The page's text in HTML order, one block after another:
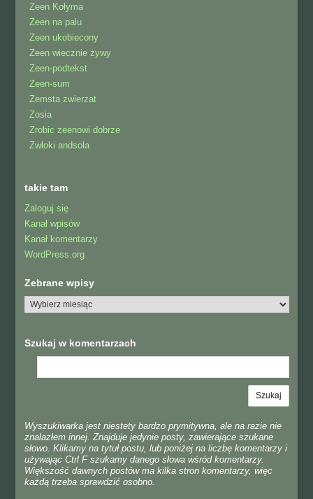
Zeen Kołyma
Zeen na palu
Zeen ukobiecony
Zeen wiecznie żywy
Zeen-podtekst
Zeen-sum
Zemsta zwierzat
Zosia
Zrobic zeenowi dobrze
Zwłoki andsola
takie tam
Zaloguj się
Kanał wpisów
Kanał komentarzy
WordPress.org
Zebrane wpisy
Szukaj w komentarzach
Wyszukiwarka jest niestety bardzo prymitywna, ale na razie nie
znalazłem innej. Znajduje jedynie posty, zawierające szukane
słowo. Klikamy na tytuł postu, lub poniżej na liczbę komentarzy i
używając Ctrl F szukamy danego słowa wśród komentarzy.
Większość dawnych postów ma kilka stron komentarzy, więc
każdą trzeba sprawdzić osobno.